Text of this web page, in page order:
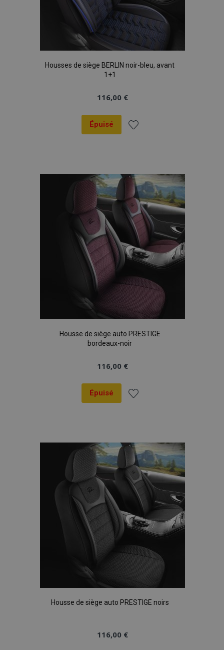
Housses de siège BERLIN noir-bleu, avant
1+1
116,00 €
Épuisé
liste
d'achats
Housse de siège auto PRESTIGE
bordeaux-noir
116,00 €
Épuisé
liste
d'achats
Housse de siège auto PRESTIGE noirs
116,00 €